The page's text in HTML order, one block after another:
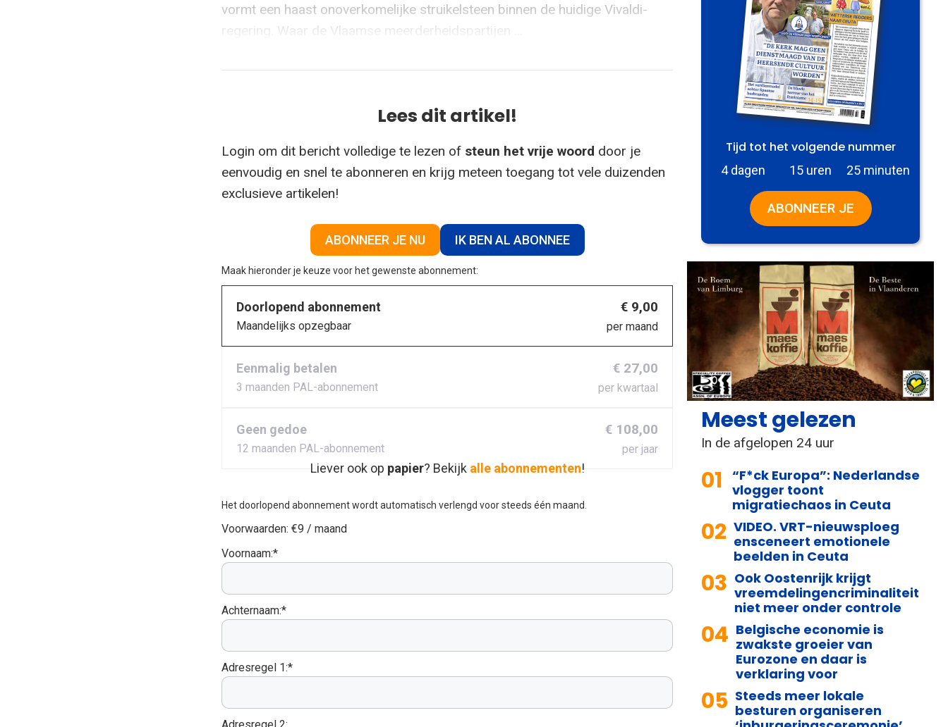
vormt een haast onoverkomelijke struikelsteen binnen de huidige Vivaldi-
regering. Waar de Vlaamse meerderheidspartijen ...
Lees dit artikel!
Login om dit bericht volledige te lezen of steun het vrije woord door je
eenvoudig en snel te abonneren en krijg meteen toegang tot vele duizenden
exclusieve artikelen!
ABONNEER JE NU IK BEN AL ABONNEE
Maak hieronder je keuze voor het gewenste abonnement:
Doorlopend abonnement
Maandelijks opzegbaar
€ 9,00
per maand
Eenmalig betalen
3 maanden PAL-abonnement
€ 27,00
per kwartaal
Geen gedoe
12 maanden PAL-abonnement
€ 108,00
per jaar
Liever ook op papier? Bekijk alle abonnementen!
Het doorlopend abonnement wordt automatisch verlengd voor steeds één maand.
Voorwaarden: €9 / maand
Voornaam:*
Achternaam:*
Adresregel 1:*
Tijd tot het volgende nummer
4 dagen 15 uren 25 minuten
ABONNEER JE
Meest gelezen
In de afgelopen 24 uur
01 “F*ck Europa”: Nederlandse
vlogger toont
migratiechaos in Ceuta
02 VIDEO. VRT-nieuwsploeg
ensceneert emotionele
beelden in Ceuta
03 Ook Oostenrijk krijgt
vreemdelingencriminaliteit
niet meer onder controle
04 Belgische economie is
zwakste groeier van
Eurozone en daar is
verklaring voor
05 Steeds meer lokale
besturen organiseren